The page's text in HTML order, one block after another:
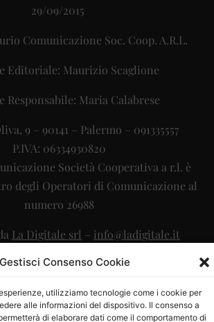
Gestisci Consenso Cookie
utilizziamo tecnologie come i cookie per
alle informazioni del dispositivo. Il consenso a
di elaborare dati come il comportamento di
29/09/2015
Comunicazione Soc. Coop. A.R.L.
Editoriale: Maurizio Scaglione
Responsabile: Maria Calabrese
9 – 90141 – Palermo – 091335557
P.IVA: 06334930820
Società Cooperativa a r.l. è
degli Operatori di Comunicazione al
numero 26988
La Digitale srl – info@ladigitale.it